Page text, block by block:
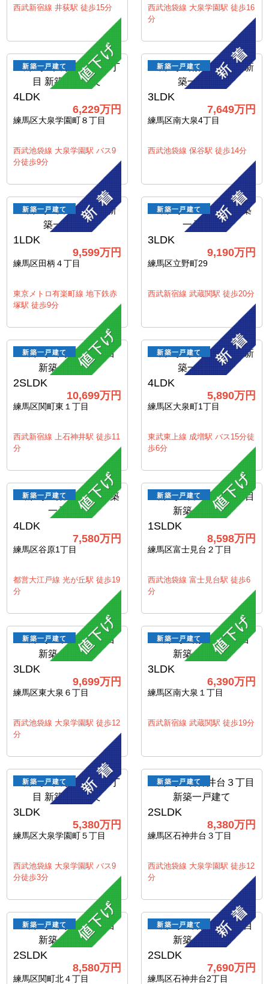
西武新宿線 井荻駅 徒歩15分
西武池袋線 大泉学園駅 徒歩16
分
新築一戸建て
4LDK
6,229万円
練馬区大泉学園町８丁目
西武池袋線 大泉学園駅 バス9
分徒歩9分
新築一戸建て
3LDK
7,649万円
練馬区南大泉4丁目
西武池袋線 保谷駅 徒歩14分
新築一戸建て
1LDK
9,599万円
練馬区田柄４丁目
東京メトロ有楽町線 地下鉄赤
塚駅 徒歩9分
新築一戸建て
3LDK
9,190万円
練馬区立野町29
西武新宿線 武蔵関駅 徒歩20分
新築一戸建て
2SLDK
10,699万円
練馬区関町東１丁目
西武新宿線 上石神井駅 徒歩11
分
新築一戸建て
4LDK
5,890万円
練馬区大泉町1丁目
東武東上線 成増駅 バス15分徒
歩6分
新築一戸建て
4LDK
7,580万円
練馬区谷原1丁目
都営大江戸線 光が丘駅 徒歩19
分
新築一戸建て
1SLDK
8,598万円
練馬区富士見台２丁目
西武池袋線 富士見台駅 徒歩6
分
新築一戸建て
3LDK
9,699万円
練馬区東大泉６丁目
西武池袋線 大泉学園駅 徒歩12
分
新築一戸建て
3LDK
6,390万円
練馬区南大泉１丁目
西武新宿線 武蔵関駅 徒歩19分
新築一戸建て
3LDK
5,380万円
練馬区大泉学園町５丁目
西武池袋線 大泉学園駅 バス9
分徒歩3分
新築一戸建て
2SLDK
8,380万円
練馬区石神井台３丁目
西武池袋線 大泉学園駅 徒歩12
分
新築一戸建て
2SLDK
8,580万円
練馬区関町北４丁目
新築一戸建て
2SLDK
7,690万円
練馬区石神井台2丁目